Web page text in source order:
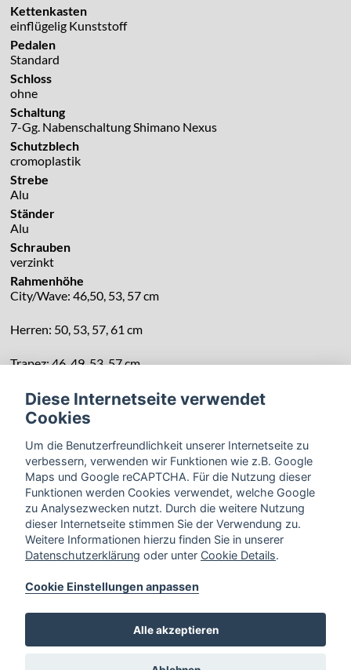
Kettenkasten
einflügelig Kunststoff
Pedalen
Standard
Schloss
ohne
Schaltung
7-Gg. Nabenschaltung Shimano Nexus
Schutzblech
cromoplastik
Strebe
Alu
Ständer
Alu
Schrauben
verzinkt
Rahmenhöhe
City/Wave: 46,50, 53, 57 cm
Herren: 50, 53, 57, 61 cm
Trapez: 46, 49, 53, 57 cm
Diese Internetseite verwendet
Cookies
Um die Benutzerfreundlichkeit unserer Internetseite zu
verbessern, verwenden wir Funktionen wie z.B. Google
Maps und Google reCAPTCHA. Für die Nutzung dieser
Funktionen werden Cookies verwendet, welche Google
zu Analysezwecken nutzt. Durch die weitere Nutzung
dieser Internetseite stimmen Sie der Verwendung zu.
Weitere Informationen hierzu finden Sie in unserer
Datenschutzerklärung oder unter Cookie Details.
Cookie Einstellungen anpassen
Alle akzeptieren